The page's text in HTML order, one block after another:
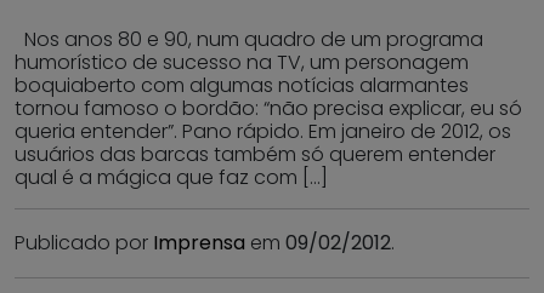
Nos anos 80 e 90, num quadro de um programa
humorístico de sucesso na TV, um personagem
boquiaberto com algumas notícias alarmantes
tornou famoso o bordão: “não precisa explicar, eu só
queria entender”. Pano rápido. Em janeiro de 2012, os
usuários das barcas também só querem entender
qual é a mágica que faz com […]
Publicado por Imprensa em 09/02/2012.